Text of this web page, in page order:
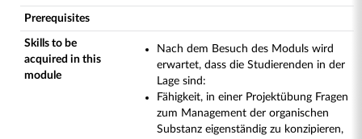
Prerequisites
Skills to be
acquired in this
module
Nach dem Besuch des Moduls wird
erwartet, dass die Studierenden in der
Lage sind:
Fähigkeit, in einer Projektübung Fragen
zum Management der organischen
Substanz eigenständig zu konzipieren,